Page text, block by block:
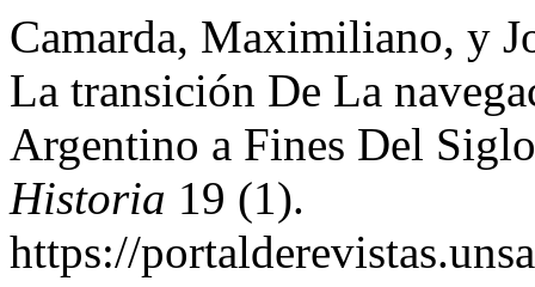
Camarda, Maximiliano, y
La transición De La
Argentino a Fines Del
Historia 19 (1).
https://